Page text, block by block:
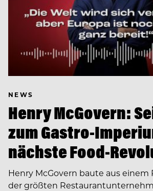
NEWS
Henry McGovern:
zum Gastro-
nächste Food-
Henry McGovern baute aus einem
der größten